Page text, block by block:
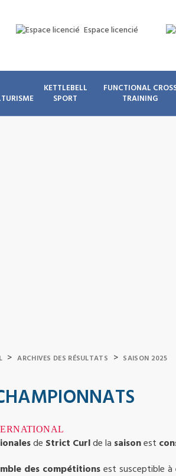
Espace licencié
KETTLEBELL
SPORT
FUNCTIONAL
TRAINING
>ARCHIVES DES RÉSULTATS > SAISON 2025
de Strict Curlde la saisonest
des compétitionsest susceptible à